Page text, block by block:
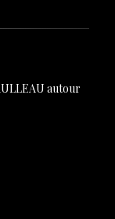
autour